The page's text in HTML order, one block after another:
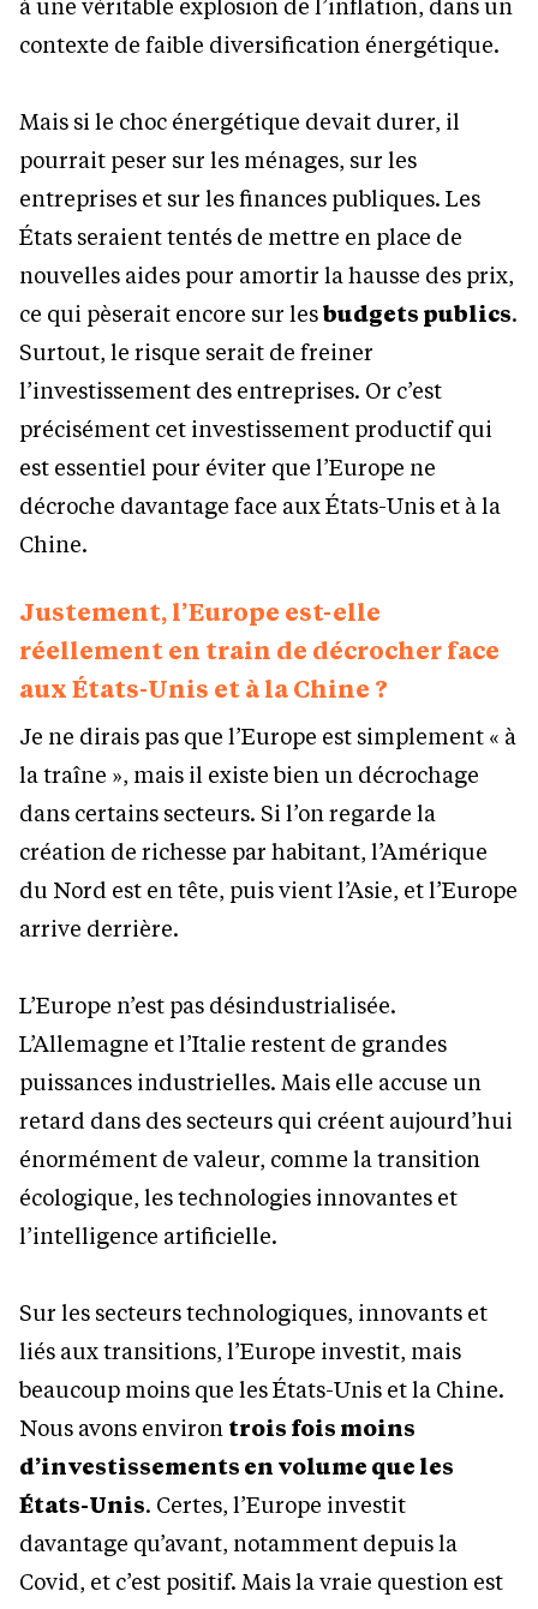
à une véritable explosion de l’inflation, dans un
contexte de faible diversification énergétique.
Mais si le choc énergétique devait durer, il
pourrait peser sur les ménages, sur les
entreprises et sur les finances publiques. Les
États seraient tentés de mettre en place de
nouvelles aides pour amortir la hausse des prix,
ce qui pèserait encore sur lesbudgets publics.
Surtout, le risque serait de freiner
l’investissement des entreprises. Or c’est
précisément cet investissement productif qui
est essentiel pour éviter que l’Europe ne
décroche davantage face aux États-Unis et à la
Chine.
Justement, l’Europe est-elle
réellement en train de décrocher face
aux États-Unis et à la Chine ?
Je ne dirais pas que l’Europe est simplement « à
la traîne », mais il existe bien un décrochage
dans certains secteurs. Si l’on regarde la
création de richesse par habitant, l’Amérique
du Nord est en tête, puis vient l’Asie, et l’Europe
arrive derrière.
L’Europe n’est pas désindustrialisée.
L’Allemagne et l’Italie restent de grandes
puissances industrielles. Mais elle accuse un
retard dans des secteurs qui créent aujourd’hui
énormément de valeur, comme la transition
écologique, les technologies innovantes et
l’intelligence artificielle.
Sur les secteurs technologiques, innovants et
liés aux transitions, l’Europe investit, mais
beaucoup moins que les États-Unis et la Chine.
Nous avons environ trois fois moins
d’investissements en volume que les
États-Unis. Certes, l’Europe investit
davantage qu’avant, notamment depuis la
Covid, et c’est positif. Mais la vraie question est